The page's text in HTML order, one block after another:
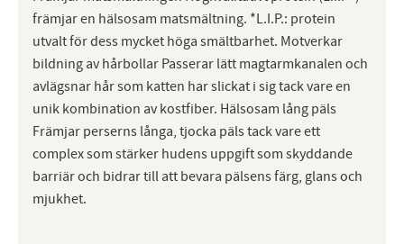
främjar en hälsosam matsmältning. *L.I.P.: protein
utvalt för dess mycket höga smältbarhet. Motverkar
bildning av hårbollar Passerar lätt magtarmkanalen och
avlägsnar hår som katten har slickat i sig tack vare en
unik kombination av kostfiber. Hälsosam lång päls
Främjar perserns långa, tjocka päls tack vare ett
complex som stärker hudens uppgift som skyddande
barriär och bidrar till att bevara pälsens färg, glans och
mjukhet.